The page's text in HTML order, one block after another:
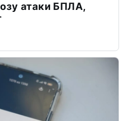
атаки БПЛА,